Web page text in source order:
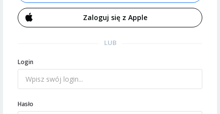
Zaloguj się z Apple
LUB
Login
Hasło